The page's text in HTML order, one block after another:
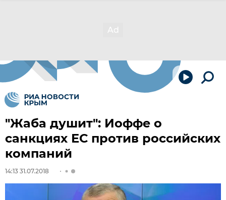
"Жаба душит": Иоффе о
санкциях ЕС против российских
компаний
14:13 31.07.2018